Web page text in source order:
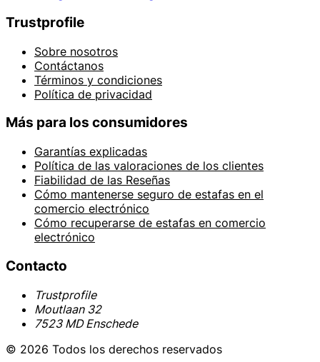
Trustprofile
Sobre nosotros
Contáctanos
Términos y condiciones
Política de privacidad
Más para los consumidores
Garantías explicadas
Política de las valoraciones de los clientes
Fiabilidad de las Reseñas
Cómo mantenerse seguro de estafas en el
comercio electrónico
Cómo recuperarse de estafas en comercio
electrónico
Contacto
Trustprofile
Moutlaan 32
7523 MD Enschede
© 2026 Todos los derechos reservados